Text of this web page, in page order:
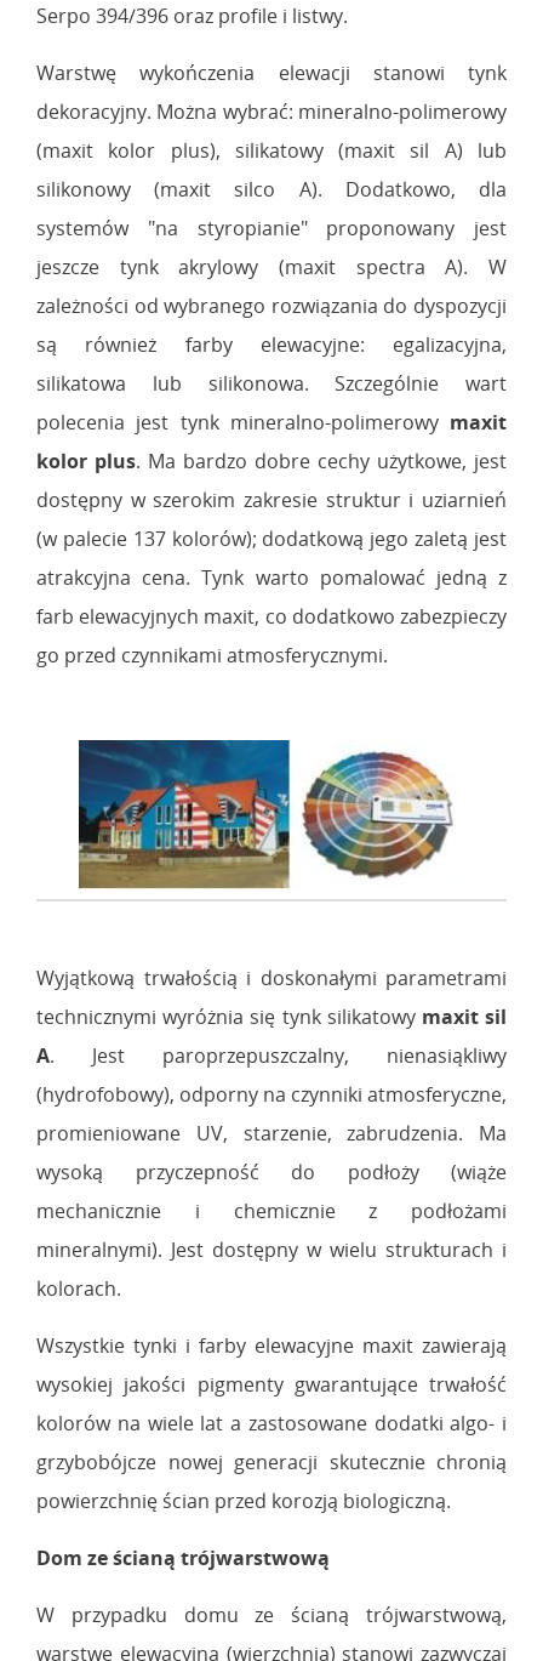
Serpo 394/396 oraz profile i listwy.
Warstwę wykończenia elewacji stanowi tynk
dekoracyjny. Można wybrać: mineralno-polimerowy
(maxit kolor plus), silikatowy (maxit sil A) lub
silikonowy (maxit silco A). Dodatkowo, dla
systemów "na styropianie" proponowany jest
jeszcze tynk akrylowy (maxit spectra A). W
zależności od wybranego rozwiązania do dyspozycji
są również farby elewacyjne: egalizacyjna,
silikatowa lub silikonowa. Szczególnie wart
polecenia jest tynk mineralno-polimerowy maxit
kolor plus. Ma bardzo dobre cechy użytkowe, jest
dostępny w szerokim zakresie struktur i uziarnień
(w palecie 137 kolorów); dodatkową jego zaletą jest
atrakcyjna cena. Tynk warto pomalować jedną z
farb elewacyjnych maxit, co dodatkowo zabezpieczy
go przed czynnikami atmosferycznymi.
Wyjątkową trwałością i doskonałymi parametrami
technicznymi wyróżnia się tynk silikatowy maxit sil
A. Jest paroprzepuszczalny, nienasiąkliwy
(hydrofobowy), odporny na czynniki atmosferyczne,
promieniowane UV, starzenie, zabrudzenia. Ma
wysoką przyczepność do podłoży (wiąże
mechanicznie i chemicznie z podłożami
mineralnymi). Jest dostępny w wielu strukturach i
kolorach.
Wszystkie tynki i farby elewacyjne maxit zawierają
wysokiej jakości pigmenty gwarantujące trwałość
kolorów na wiele lat a zastosowane dodatki algo- i
grzybobójcze nowej generacji skutecznie chronią
powierzchnię ścian przed korozją biologiczną.
Dom ze ścianą trójwarstwową
W przypadku domu ze ścianą trójwarstwową,
warstwę elewacyjną (wierzchnią) stanowi zazwyczaj